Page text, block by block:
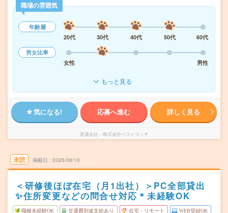
職場の雰囲気
年齢層
20代
30代 40代 50代
60代
男女比率
女性
男性
もっと見る
気になる! 応募へ進む 詳しく見る
派遣会社 株式会社ベストマッチ
未読 掲載日 2026/08/10
＜研修後ほぼ在宅（月1出社）＞PC全部貸出
✨住所変更などの問合せ対応＊未経験OK
職種未経験OK 交通費別途支給あり 在宅・リモート WEB登録OK